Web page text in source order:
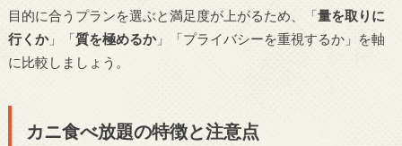
目的に合うプランを選ぶと満足度が上がるため、「量を取りに
行くか」「質を極めるか」「プライバシーを重視するか」を軸
に比較しましょう。
カニ食べ放題の特徴と注意点